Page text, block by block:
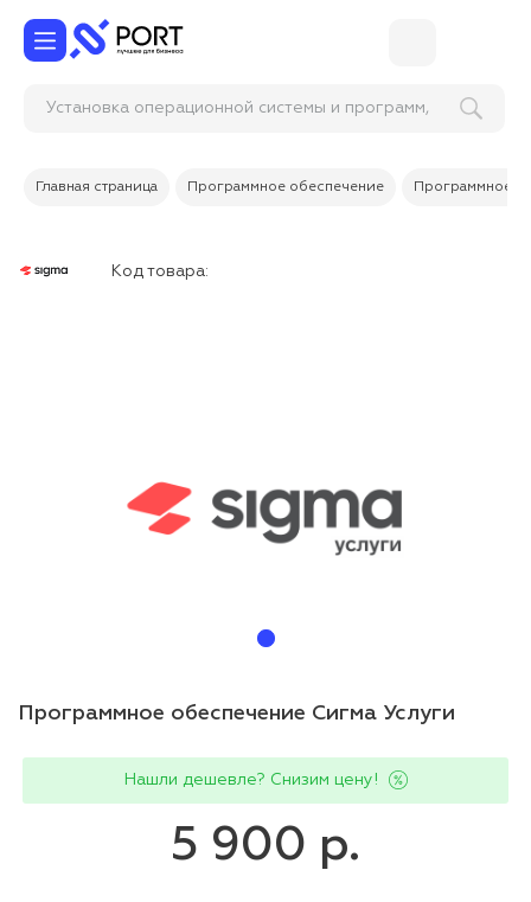
Установка операционной системы и программ,
Главная страница Программное обеспечение Программное
Код товара:
Программное обеспечение Сигма Услуги
Нашли дешевле? Снизим цену!
5 900 р.